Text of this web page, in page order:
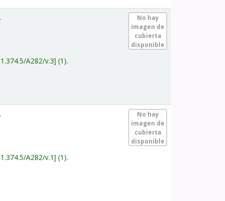
No hay
imagen de
cubierta
disponible
A282/v.3 (1).
No hay
imagen de
cubierta
disponible
A282/v.1 (1).